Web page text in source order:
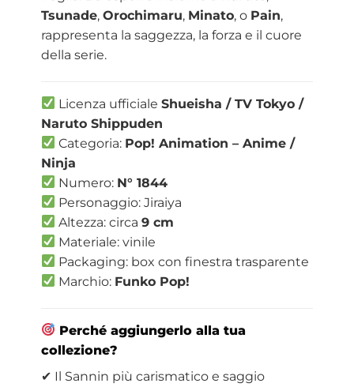
Tsunade, Orochimaru, Minato, o Pain,
rappresenta la saggezza, la forza e il cuore
della serie.
Licenza ufficialeShueisha / TV Tokyo /
Naruto Shippuden
Categoria: Pop! Animation – Anime /
Ninja
Numero: N° 1844
Personaggio: Jiraiya
Altezza: circa9 cm
Materiale: vinile
Packaging: box con finestra trasparente
Marchio: Funko Pop!
Perché aggiungerlo alla tua
collezione?
✔ Il Sannin più carismatico e saggio